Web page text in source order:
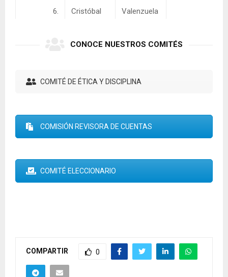
6. Cristóbal Valenzuela
CONOCE NUESTROS COMITÉS
COMITÉ DE ÉTICA Y DISCIPLINA
COMISIÓN REVISORA DE CUENTAS
COMITÉ ELECCIONARIO
COMPARTIR 0